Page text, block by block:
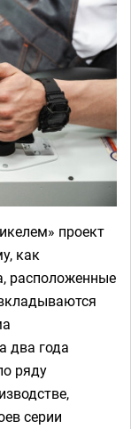
проект
как
расположенные
два года
ряду
серии